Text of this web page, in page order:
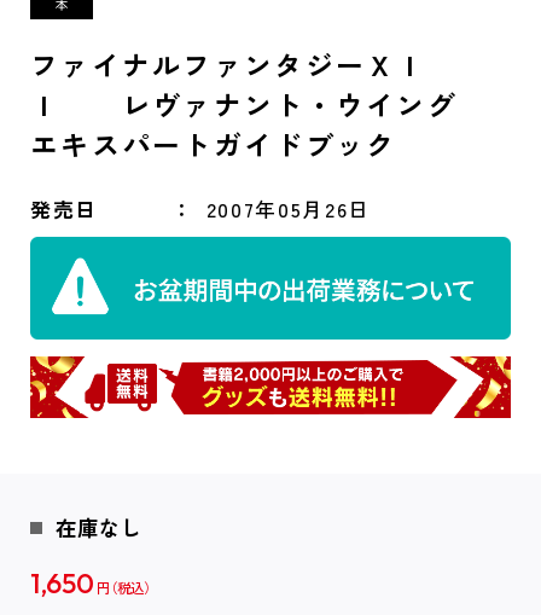
ファイナルファンタジーＸＩ
Ｉ レヴァナント・ウイング
エキスパートガイドブック
発売日 2007年05月26日
在庫なし
1,650 円